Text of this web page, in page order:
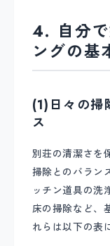
4. 自分
ングの基
(1)日々の掃
ス
別荘の清潔さを
掃除とのバラン
ッチン道具の洗
床の掃除など、
れらは以下の表